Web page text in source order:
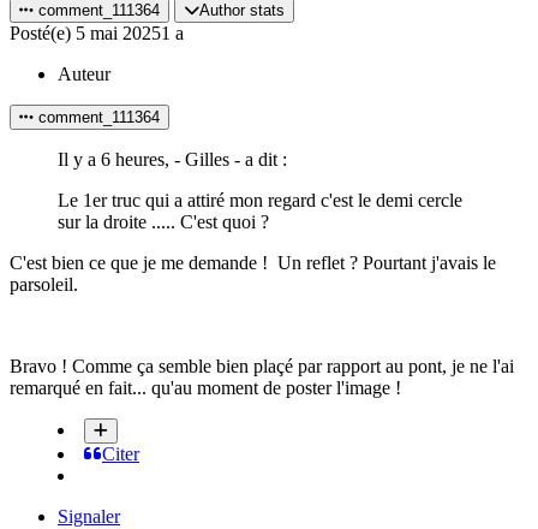
comment_111364 Author stats
Posté(e) 5 mai 20251 a
Auteur
comment_111364
Il y a 6 heures, - Gilles - a dit :
Le 1er truc qui a attiré mon regard c'est le demi cercle
sur la droite ..... C'est quoi ?
C'est bien ce que je me demande ! Un reflet ? Pourtant j'avais le
parsoleil.
Bravo ! Comme ça semble bien plaçé par rapport au pont, je ne l'ai
remarqué en fait... qu'au moment de poster l'image !
Citer
Signaler